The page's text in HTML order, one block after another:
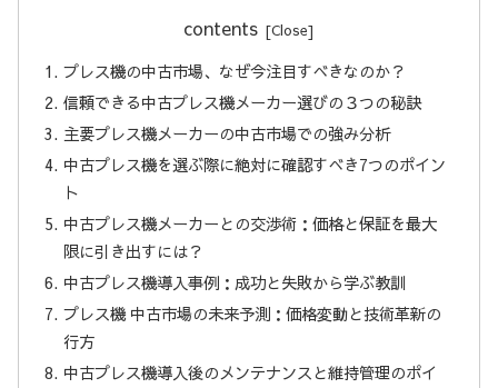
contents
プレス機の中古市場、なぜ今注目すべきなのか？
信頼できる中古プレス機メーカー選びの３つの秘訣
主要プレス機メーカーの中古市場での強み分析
中古プレス機を選ぶ際に絶対に確認すべき7つのポイン
ト
中古プレス機メーカーとの交渉術：価格と保証を最大
限に引き出すには？
中古プレス機導入事例：成功と失敗から学ぶ教訓
プレス機 中古市場の未来予測：価格変動と技術革新の
行方
中古プレス機導入後のメンテナンスと維持管理のポイ